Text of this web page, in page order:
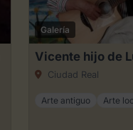
Galería
Vicente hijo de
Ciudad Real
Arte antiguo Arte